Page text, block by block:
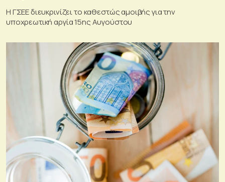
Η ΓΣΕΕ διευκρινίζει το καθεστώς αμοιβής για την
υποχρεωτική αργία 15ης Αυγούστου